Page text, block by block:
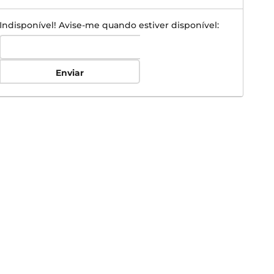
Indisponível! Avise-me quando estiver disponível:
Enviar